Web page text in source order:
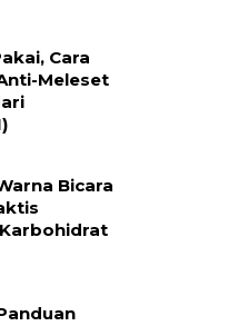
Cara
Meleset
Bicara